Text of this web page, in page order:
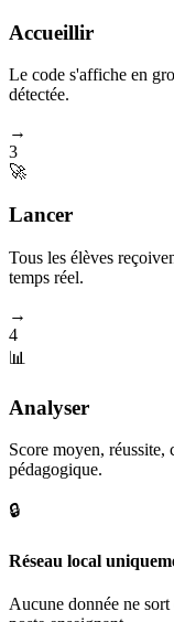
Accueillir
Le code s'affiche en
détectée.
→
3
🚀
Lancer
Tous les élèves
temps réel.
→
4
📊
Analyser
Score moyen,
pédagogique.
🔒
Réseau local
Aucune donnée ne